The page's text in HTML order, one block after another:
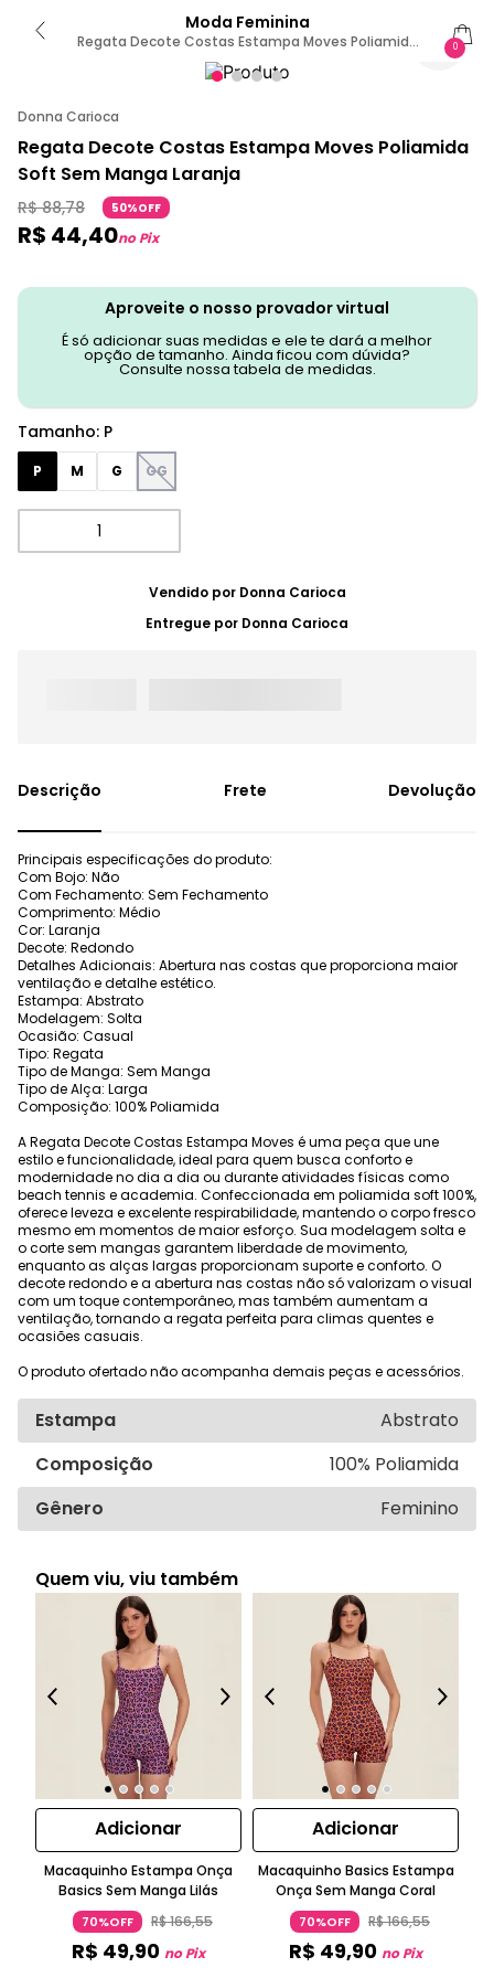
Moda Feminina
Regata Decote Costas Estampa Moves Poliamida
Soft P / Estampado
0
Donna Carioca
Regata Decote Costas Estampa Moves Poliamida
Soft Sem Manga Laranja
R$ 88,78 50%OFF
R$ 44,40no Pix
Aproveite o nosso provador virtual
É só adicionar suas medidas e ele te dará a melhor
opção de tamanho. Ainda ficou com dúvida?
Consulte nossa tabela de medidas.
Tamanho: P
P M G GG
Vendido por Donna Carioca
Entregue por Donna Carioca
Frete Devolução
Principais especificações do produto:
Com Bojo: Não
Com Fechamento: Sem Fechamento
Comprimento: Médio
Cor: Laranja
Decote: Redondo
Detalhes Adicionais: Abertura nas costas que proporciona maior
ventilação e detalhe estético.
Estampa: Abstrato
Modelagem: Solta
Ocasião: Casual
Tipo: Regata
Tipo de Manga: Sem Manga
Tipo de Alça: Larga
Composição: 100% Poliamida
A Regata Decote Costas Estampa Moves é uma peça que une
estilo e funcionalidade, ideal para quem busca conforto e
modernidade no dia a dia ou durante atividades físicas como
beach tennis e academia. Confeccionada em poliamida soft 100%,
oferece leveza e excelente respirabilidade, mantendo o corpo fresco
mesmo em momentos de maior esforço. Sua modelagem solta e
o corte sem mangas garantem liberdade de movimento,
enquanto as alças largas proporcionam suporte e conforto. O
decote redondo e a abertura nas costas não só valorizam o visual
com um toque contemporâneo, mas também aumentam a
ventilação, tornando a regata perfeita para climas quentes e
ocasiões casuais.
O produto ofertado não acompanha demais peças e acessórios.
Estampa
Abstrato
Composição
100% Poliamida
Gênero
Feminino
Quem viu, viu também
Adicionar
Macaquinho Estampa Onça
Basics Sem Manga Lilás
70%OFF R$166,55
R$ 49,90 no Pix
Adicionar
Macaquinho Basics Estampa
Onça Sem Manga Coral
70%OFF R$166,55
R$ 49,90 no Pix